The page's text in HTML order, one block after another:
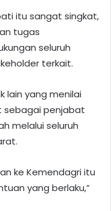
itu sangat singkat,
tugas
seluruh
terkait.
lain yang menilai
sebagai penjabat
melalui seluruh
ke Kemendagri itu
yang berlaku,”